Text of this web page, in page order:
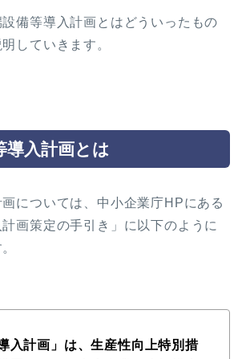
備等導入計画とはどういったもの
していきます。
入計画とは
については、中小企業庁HPにある
計画策定の手引き」に以下のように
入計画」は、生産性向上特別措